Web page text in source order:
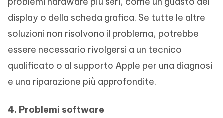
display o della scheda grafica. Se tutte le altre
soluzioni non risolvono il problema, potrebbe
essere necessario rivolgersi a un tecnico
qualificato o al supporto Apple per una diagnosi
e una riparazione più approfondite.
4. Problemi software